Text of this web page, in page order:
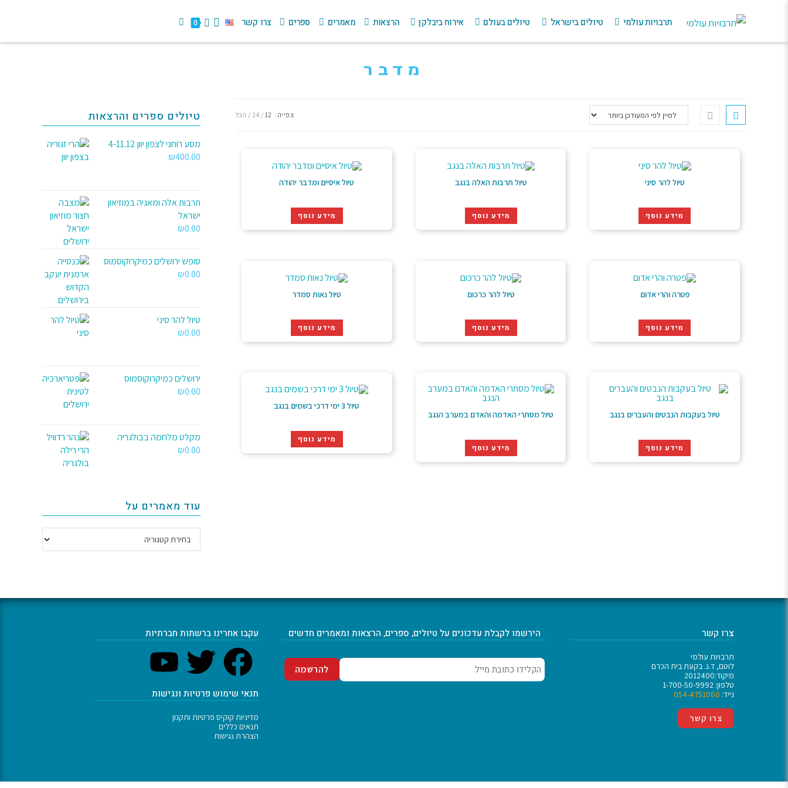
תרבויות עולמי טיולים בישראל טיולים בעולם אירוח ביבלקן הרצאות מאמרים ספרים צרו קשר 0
מדבר
צפייה: 12
24 הכל
טיול להר סיני
מידע נוסף
טיול תרבות האלה בנגב
מידע נוסף
טיול איסיים ומדבר יהודה
מידע נוסף
פטרה והרי אדום
מידע נוסף
טיול להר כרכום
מידע נוסף
טיול נאות סמדר
מידע נוסף
טיול בעקבות הנבטים והעברים בנגב
מידע נוסף
טיול מסתרי האדמה והאדם במערב הנגב
מידע נוסף
טיול 3 ימי דרכי בשמים בנגב
מידע נוסף
טיולים ספרים והרצאות
מסע רוחני לצפון יוון 4-11.12
₪400.00
תרבות אלה ומאגיה במוזיאון
ישראל
₪0.00
סופש ירושלים כמיקרוקוסמוס
₪0.00
טיול להר סיני
₪0.00
ירושלים כמיקרוקוסמוס
₪0.00
מקלט מלחמה בבולגריה
₪0.00
עוד מאמרים על
צרו קשר
תרבויות עולמי
לוטם, ד.נ. בקעת בית הכרם
מיקוד:2012400
טלפון: 1-700-50-9992
נייד: 054-4751080
צרו קשר
הירשמו לקבלת עדכונים על טיולים, ספרים, הרצאות ומאמרים חדשים עקבו אחרינו ברשתות חברתיות
תנאי שימוש פרטיות ונגישות
מדיניות קוקיס פרטיות ותקנון
תנאים כללים
הצהרת נגישות